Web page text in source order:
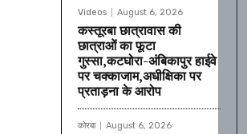
Videos August 6, 2026
कस्तूरबा छात्रावास की
छात्राओं का फूटा
गुस्सा,कटघोरा-अंबिकापुर हाईवे
पर चक्काजाम,अधीक्षिका पर
प्रताड़ना के आरोप
कोरबा August 6, 2026